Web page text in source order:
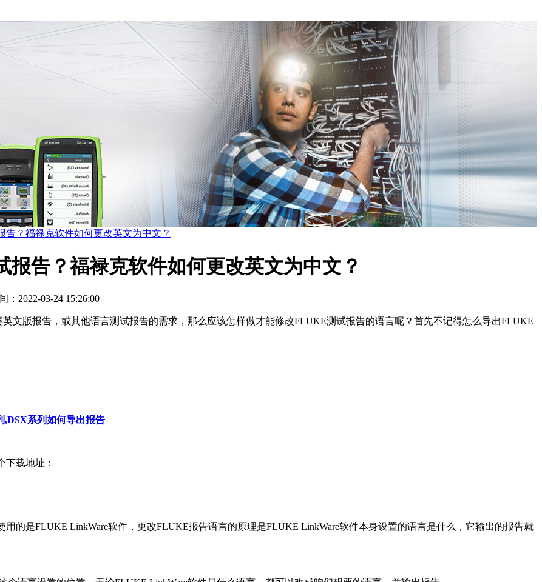
？福禄克软件如何更改英文为中文？
告？福禄克软件如何更改英文为中文？
：2022-03-24 15:26:00
文版报告，或其他语言测试报告的需求，那么应该怎样做才能修改FLUKE测试报告的语言呢？首先不记得怎么导出FLUKE
,DSX系列如何导出报告
载地址：
的是FLUKE LinkWare软件，更改FLUKE报告语言的原理是FLUKE LinkWare软件本身设置的语言是什么，它输出的报告就